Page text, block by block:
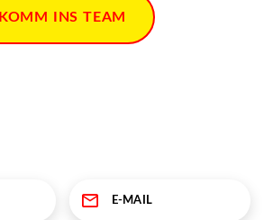
KOMM INS TEAM
E-MAIL